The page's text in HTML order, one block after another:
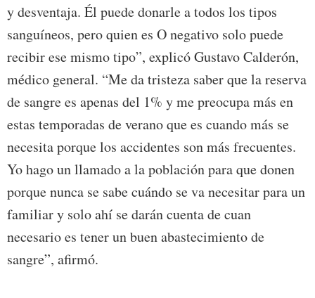
y desventaja. Él puede donarle a todos los tipos
sanguíneos, pero quien es O negativo solo puede
recibir ese mismo tipo”, explicó Gustavo Calderón,
médico general. “Me da tristeza saber que la reserva
de sangre es apenas del 1% y me preocupa más en
estas temporadas de verano que es cuando más se
necesita porque los accidentes son más frecuentes.
Yo hago un llamado a la población para que donen
porque nunca se sabe cuándo se va necesitar para un
familiar y solo ahí se darán cuenta de cuan
necesario es tener un buen abastecimiento de
sangre”, afirmó.